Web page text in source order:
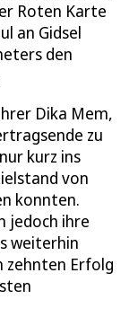
Roten Karte
an Gidsel
den
Dika Mem,
zu
kurz ins
von
konnten.
jedoch ihre
weiterhin
zehnten Erfolg